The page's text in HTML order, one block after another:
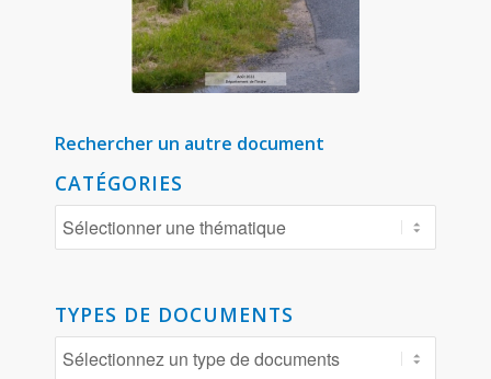
Rechercher un autre document
CATÉGORIES
TYPES DE DOCUMENTS